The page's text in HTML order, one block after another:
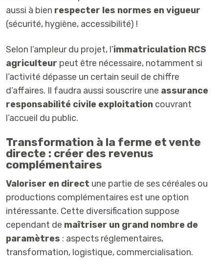
aussi à bien respecter les normes en vigueur
(sécurité, hygiène, accessibilité) !
Selon l’ampleur du projet, l’immatriculation RCS
agriculteur peut être nécessaire, notamment si
l’activité dépasse un certain seuil de chiffre
d’affaires. Il faudra aussi souscrire une assurance
responsabilité civile exploitation couvrant
l’accueil du public.
Transformation à la ferme et vente
directe : créer des revenus
complémentaires
Valoriser en direct une partie de ses céréales ou
productions complémentaires est une option
intéressante. Cette diversification suppose
cependant de maîtriser un grand nombre de
paramètres : aspects réglementaires,
transformation, logistique, commercialisation.